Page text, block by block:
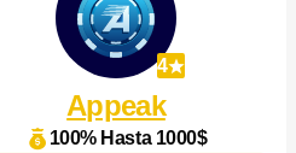
4
Appeak
100% Hasta 1000$